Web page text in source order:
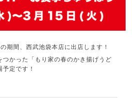
期間、西武池袋本店に出店します！
つかった「もり家の春のかき揚げうど
定です！